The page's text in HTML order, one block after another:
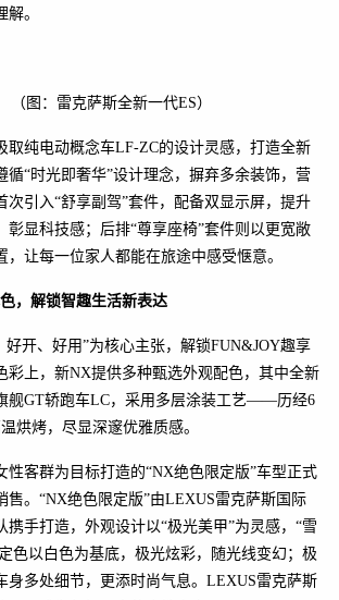
。
（图：雷克萨斯全新一代ES）
取纯电动概念车LF-ZC的设计灵感，打造全新
循“时光即奢华”设计理念，摒弃多余装饰，营
次引入“舒享副驾”套件，配备双显示屏，提升
彰显科技感；后排“尊享座椅”套件则以更宽敞
，让每一位家人都能在旅途中感受惬意。
，解锁智趣生活新表达
好开、好用”为核心主张，解锁FUN&JOY趣享
彩上，新NX提供多种甄选外观配色，其中全新
舰GT轿跑车LC，采用多层涂装工艺——历经6
烘烤，尽显深邃优雅质感。
性客群为目标打造的“NX绝色限定版”车型正式
售。“NX绝色限定版”由LEXUS雷克萨斯国际
携手打造，外观设计以“极光美甲”为灵感，“雪
色以白色为基底，极光炫彩，随光线变幻；极
身多处细节，更添时尚气息。LEXUS雷克萨斯